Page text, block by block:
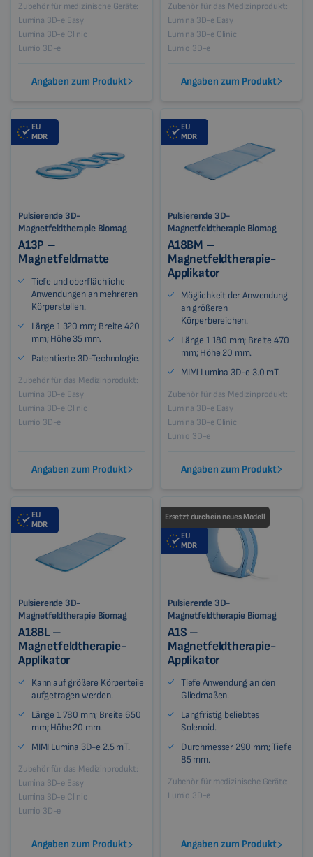
Zubehör für medizinische Geräte:
Lumina 3D-e Easy
Lumina 3D-e Clinic
Lumio 3D-e
Angaben zum Produkt
Zubehör für das Medizinprodukt:
Lumina 3D-e Easy
Lumina 3D-e Clinic
Lumio 3D-e
Angaben zum Produkt
EU
MDR
Pulsierende 3D-
Magnetfeldtherapie Biomag
A13P –
Magnetfeldmatte
Tiefe und oberflächliche
Anwendungen an mehreren
Körperstellen.
Länge 1 320 mm; Breite 420
mm; Höhe 35 mm.
Patentierte 3D-Technologie.
Zubehör für das Medizinprodukt:
Lumina 3D-e Easy
Lumina 3D-e Clinic
Lumio 3D-e
Angaben zum Produkt
EU
MDR
Pulsierende 3D-
Magnetfeldtherapie Biomag
A18BM –
Magnetfeldtherapie-
Applikator
Möglichkeit der Anwendung
an größeren
Körperbereichen.
Länge 1 180 mm; Breite 470
mm; Höhe 20 mm.
MIMI Lumina 3D-e 3.0 mT.
Zubehör für das Medizinprodukt:
Lumina 3D-e Easy
Lumina 3D-e Clinic
Lumio 3D-e
Angaben zum Produkt
EU
MDR
Pulsierende 3D-
Magnetfeldtherapie Biomag
A18BL –
Magnetfeldtherapie-
Applikator
Kann auf größere Körperteile
aufgetragen werden.
Länge 1 780 mm; Breite 650
mm; Höhe 20 mm.
MIMI Lumina 3D-e 2.5 mT.
Zubehör für das Medizinprodukt:
Lumina 3D-e Easy
Lumina 3D-e Clinic
Lumio 3D-e
Angaben zum Produkt
Ersetzt durch ein neues Modell
EU
MDR
Pulsierende 3D-
Magnetfeldtherapie Biomag
A1S –
Magnetfeldtherapie-
Applikator
Tiefe Anwendung an den
Gliedmaßen.
Langfristig beliebtes
Solenoid.
Durchmesser 290 mm; Tiefe
85 mm.
Zubehör für medizinische Geräte:
Lumio 3D-e
Angaben zum Produkt